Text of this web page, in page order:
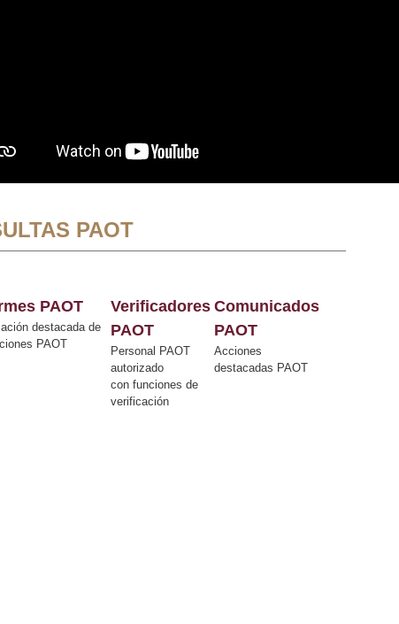
PAOT
PAOT
destacada de
PAOT
Verificadores
PAOT
Personal PAOT
autorizado
con funciones de
verificación
Comunicados
PAOT
Acciones
destacadas PAOT